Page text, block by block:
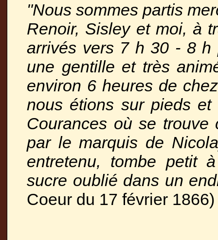
"Nous sommes partis
Renoir, Sisley et moi, à
arrivés vers 7 h 30 - 8 h
une gentille et très
environ 6 heures de
nous étions sur pieds
Courances où se trouve
par le marquis de
entretenu, tombe petit
sucre oublié dans un
Coeur du 17 février 1866)